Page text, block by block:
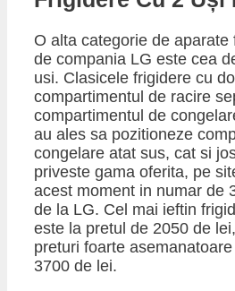
O alta categorie de aparate
de compania LG este cea
usi. Clasicele frigidere cu
compartimentul de racire
compartimentul de
au ales sa pozitioneze
congelare atat sus, cat si
priveste gama oferita, pe
acest moment in numar de
de la LG. Cel mai ieftin
este la pretul de 2050 de
preturi foarte
3700 de lei.